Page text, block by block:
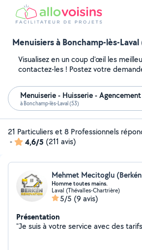
Menuisiers à Bonchamp-lès-
Visualisez en un coup d'œil les
contactez-les ! Postez votre
Menuiserie - Huisserie - Agencement
à Bonchamp-lès-Laval (53)
21 Particuliers et 8 Professionnels
-
4,6/5 (211 avis)
Mehmet Mecitoglu
Homme toutes mains.
Laval (Thévalles-Chartrière)
5/5 (9 avis)
Présentation
"Je suis à votre service avec des